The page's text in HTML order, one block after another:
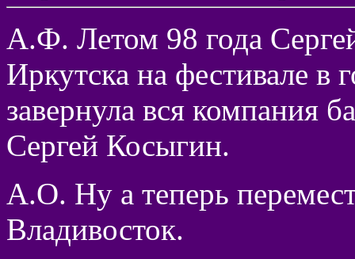
А.Ф. Летом 98 года
Иркутска на фестивале в
завернула вся компания
Сергей Косыгин.
А.О. Ну а теперь
Владивосток.